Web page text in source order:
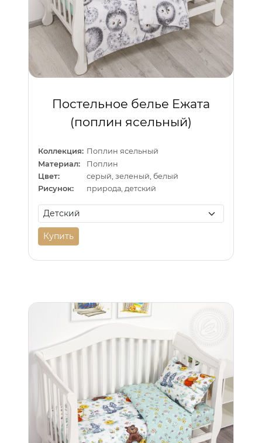
Постельное белье Ежата
(поплин ясельный)
Коллекция: Поплин ясельный
Материал:
Поплин
Цвет:
серый, зеленый, белый
Рисунок:
природа, детский
Купить